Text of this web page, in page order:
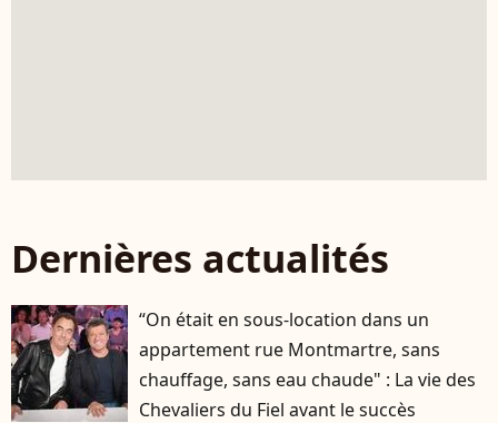
Dernières actualités
“On était en sous-location dans un
appartement rue Montmartre, sans
chauffage, sans eau chaude" : La vie des
Chevaliers du Fiel avant le succès